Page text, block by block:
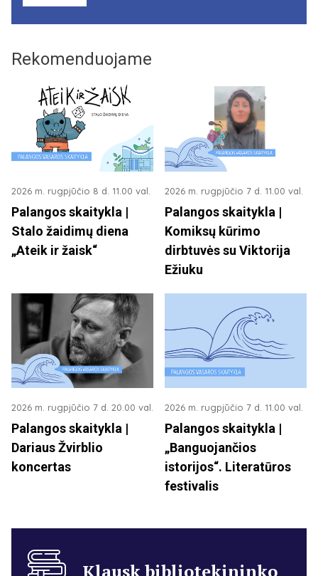
Rekomenduojame
2026 m. rugpjūčio 8 d. 11.00 val.
Palangos skaitykla |
Stalo žaidimų diena
„Ateik ir žaisk“
2026 m. rugpjūčio 7 d. 11.00 val.
Palangos skaitykla |
Komiksų kūrimo
dirbtuvės su Viktorija
Ežiuku
2026 m. rugpjūčio 7 d. 20.00 val.
Palangos skaitykla |
Dariaus Žvirblio
koncertas
2026 m. rugpjūčio 7 d. 11.00 val.
Palangos skaitykla |
„Banguojančios
istorijos“. Literatūros
festivalis
Klausk bibliotekininko